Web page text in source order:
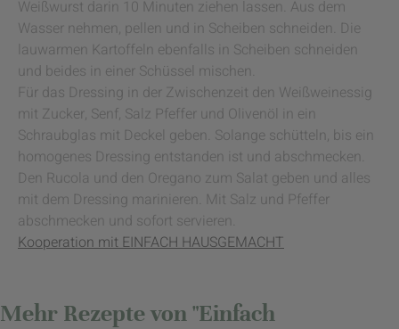
Weißwurst darin 10 Minuten ziehen lassen. Aus dem
Wasser nehmen, pellen und in Scheiben schneiden. Die
lauwarmen Kartoffeln ebenfalls in Scheiben schneiden
und beides in einer Schüssel mischen.
Für das Dressing in der Zwischenzeit den Weißweinessig
mit Zucker, Senf, Salz Pfeffer und Olivenöl in ein
Schraubglas mit Deckel geben. Solange schütteln, bis ein
homogenes Dressing entstanden ist und abschmecken.
Den Rucola und den Oregano zum Salat geben und alles
mit dem Dressing marinieren. Mit Salz und Pfeffer
abschmecken und sofort servieren.
Kooperation mit EINFACH HAUSGEMACHT
Mehr Rezepte von "Einfach